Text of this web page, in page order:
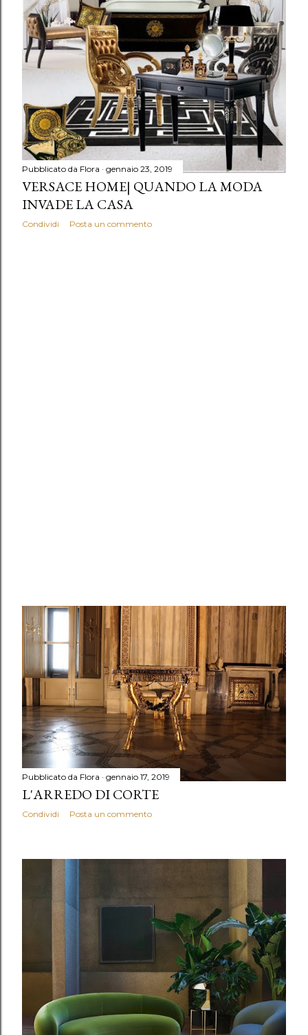
Pubblicato da Flora gennaio 23, 2019
VERSACE HOME| QUANDO LA MODA
INVADE LA CASA
Condividi Posta un commento
Pubblicato da Flora gennaio 17, 2019
L'ARREDO DI CORTE
Condividi Posta un commento